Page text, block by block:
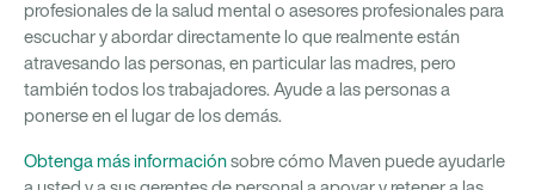
profesionales de la salud mental o asesores profesionales para
escuchar y abordar directamente lo que realmente están
atravesando las personas, en particular las madres, pero
también todos los trabajadores. Ayude a las personas a
ponerse en el lugar de los demás.
Obtenga más informaciónsobre cómo Maven puede ayudarle